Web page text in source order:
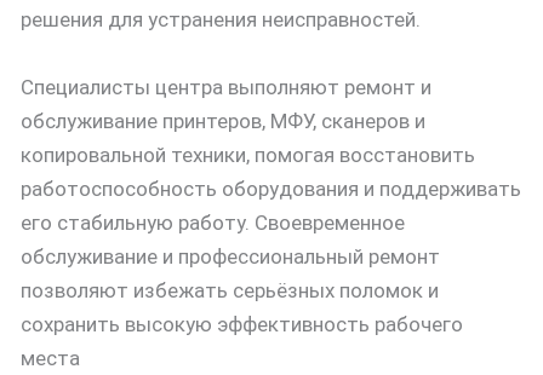
решения для устранения неисправностей.
Специалисты центра выполняют ремонт и
обслуживание принтеров, МФУ, сканеров и
копировальной техники, помогая восстановить
работоспособность оборудования и поддерживать
его стабильную работу. Своевременное
обслуживание и профессиональный ремонт
позволяют избежать серьёзных поломок и
сохранить высокую эффективность рабочего
места